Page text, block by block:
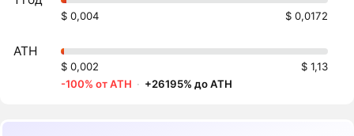
$ 0,004 $ 0,0172
ATH
$ 0,002
$ 1,13
-100% от ATH · +26195% до ATH